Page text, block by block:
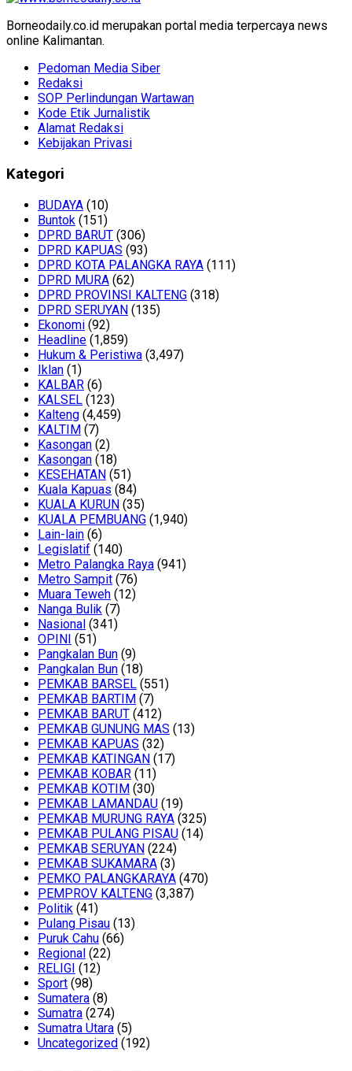
Borneodaily.co.id merupakan portal media terpercaya news
online Kalimantan.
Pedoman Media Siber
Redaksi
SOP Perlindungan Wartawan
Kode Etik Jurnalistik
Alamat Redaksi
Kebijakan Privasi
Kategori
BUDAYA (10)
Buntok (151)
DPRD BARUT (306)
DPRD KAPUAS (93)
DPRD KOTA PALANGKA RAYA (111)
DPRD MURA (62)
DPRD PROVINSI KALTENG (318)
DPRD SERUYAN (135)
Ekonomi (92)
Headline (1,859)
Hukum & Peristiwa (3,497)
Iklan (1)
KALBAR (6)
KALSEL (123)
Kalteng (4,459)
KALTIM (7)
Kasongan (2)
Kasongan (18)
KESEHATAN (51)
Kuala Kapuas (84)
KUALA KURUN (35)
KUALA PEMBUANG (1,940)
Lain-lain (6)
Legislatif (140)
Metro Palangka Raya (941)
Metro Sampit (76)
Muara Teweh (12)
Nanga Bulik (7)
Nasional (341)
OPINI (51)
Pangkalan Bun (9)
Pangkalan Bun (18)
PEMKAB BARSEL (551)
PEMKAB BARTIM (7)
PEMKAB BARUT (412)
PEMKAB GUNUNG MAS (13)
PEMKAB KAPUAS (32)
PEMKAB KATINGAN (17)
PEMKAB KOBAR (11)
PEMKAB KOTIM (30)
PEMKAB LAMANDAU (19)
PEMKAB MURUNG RAYA (325)
PEMKAB PULANG PISAU (14)
PEMKAB SERUYAN (224)
PEMKAB SUKAMARA (3)
PEMKO PALANGKARAYA (470)
PEMPROV KALTENG (3,387)
Politik (41)
Pulang Pisau (13)
Puruk Cahu (66)
Regional (22)
RELIGI (12)
Sport (98)
Sumatera (8)
Sumatra (274)
Sumatra Utara (5)
Uncategorized (192)